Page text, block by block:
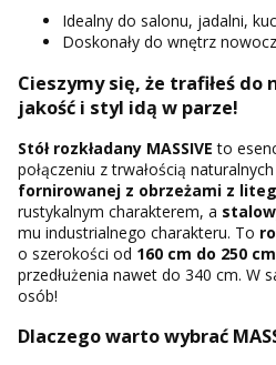
Idealny do salonu, jadalni,
Doskonały do wnętrz
Cieszymy się, że trafiłeś do
jakość i styl idą w parze!
Stół rozkładany MASSIVE to
połączeniu z trwałością
fornirowanej z obrzeżami z
rustykalnym charakterem, a
mu industrialnego charakteru. To
o szerokości od 160 cm do 250 cm
przedłużenia nawet do 340 cm. W
osób!
Dlaczego warto wybrać